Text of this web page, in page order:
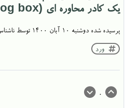
یک کادر محاوره ای (dialog box) باز است.
پرسیده شده دوشنبه ۱۰ آبان ۱۴۰۰ توسط
ورد
0